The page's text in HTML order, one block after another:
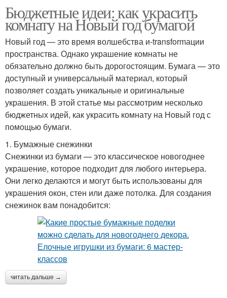
Бюджетные идеи: как украсить
комнату на Новый год бумагой
Новый год — это время волшебства и-transformации
пространства. Однако украшение комнаты не
обязательно должно быть дорогостоящим. Бумага — это
доступный и универсальный материал, который
позволяет создать уникальные и оригинальные
украшения. В этой статье мы рассмотрим несколько
бюджетных идей, как украсить комнату на Новый год с
помощью бумаги.
1. Бумажные снежинки
Снежинки из бумаги — это классическое новогоднее
украшение, которое подходит для любого интерьера.
Они легко делаются и могут быть использованы для
украшения окон, стен или даже потолка. Для создания
снежинок вам понадобится:
читать дальше →